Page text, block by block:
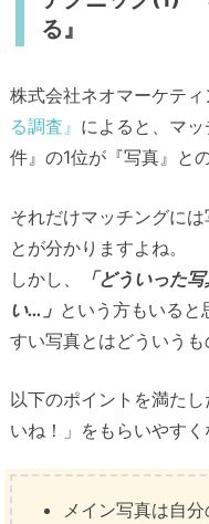
る』
株式会社ネオマーケテ
る調査』 によると、マ
件』の1位が『写真』と
それだけマッチングに
とが分かりますよね。
しかし、
「どういった
い…」 という方もいる
すい写真とはどういうも
以下のポイントを満た
いね！」をもらいやすく
メイン写真は自